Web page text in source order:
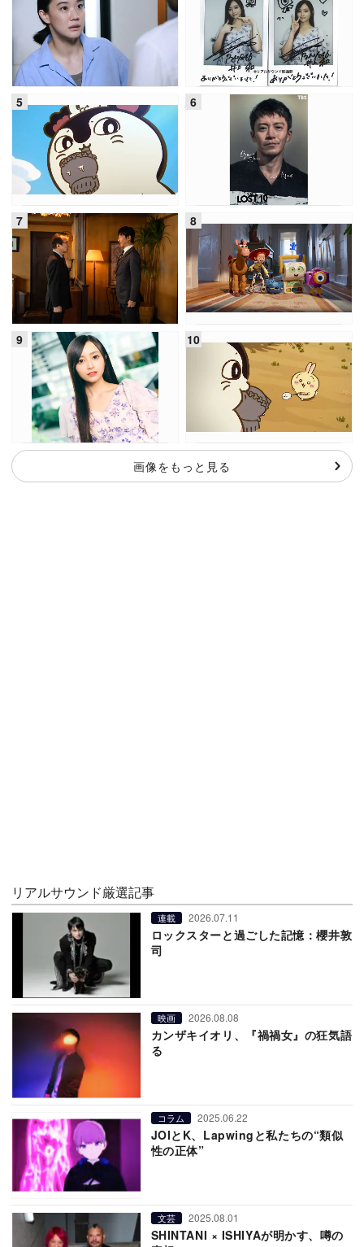
画像をもっと見る
リアルサウンド厳選記事
連載 2026.07.11
ロックスターと過ごした記憶：櫻井敦
司
映画 2026.08.08
カンザキイオリ、『禍禍女』の狂気語
る
コラム 2025.06.22
JOIとK、Lapwingと私たちの“類似
性の正体”
文芸 2025.08.01
SHINTANI × ISHIYAが明かす、噂の